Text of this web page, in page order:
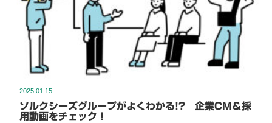
2025.01.15
ソルクシーズグループがよくわかる!? 企業CM＆採
用動画をチェック！